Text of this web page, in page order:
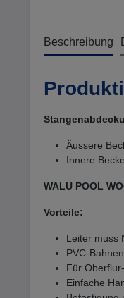
Beschreibung
Äussere
Innere
WALU POOL
Vorteile:
Leiter muss
PVC-
Für
Einfache